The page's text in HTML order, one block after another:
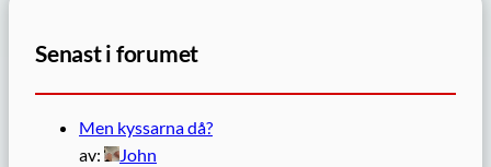
Senast i forumet
Men kyssarna då?
av:
John